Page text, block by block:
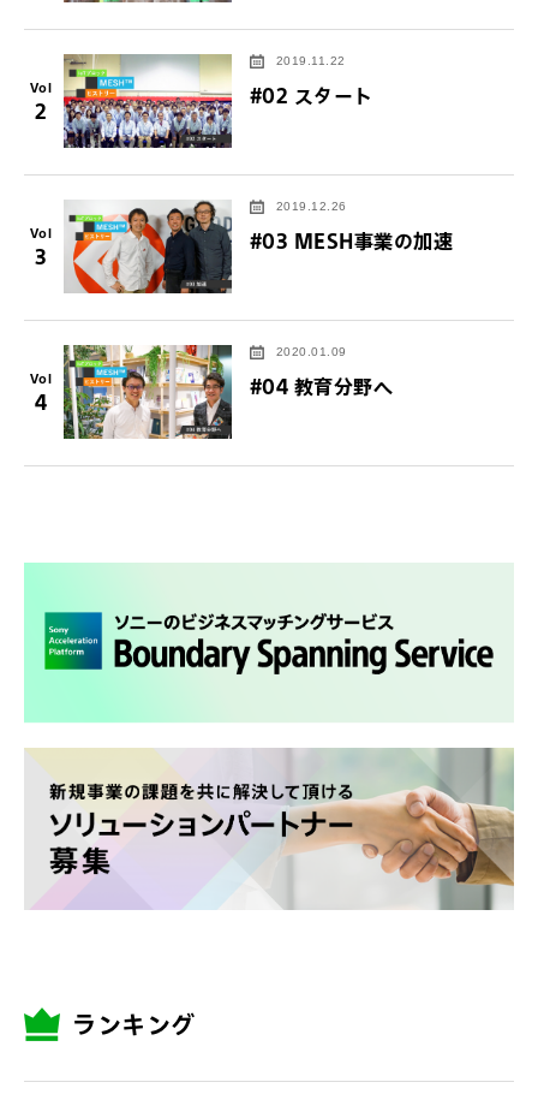
Vol
2
2019.11.22
#02 スタート
Vol
3
2019.12.26
#03 MESH事業の加速
Vol
4
2020.01.09
#04 教育分野へ
ランキング